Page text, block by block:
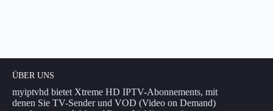
ÜBER UNS
myiptvhd bietet Xtreme HD IPTV-Abonnements, mit
denen Sie TV-Sender und VOD (Video on Demand)